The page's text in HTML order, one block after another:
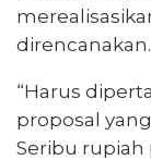
direncanakan.
“Harus
proposal
Seribu rupiah